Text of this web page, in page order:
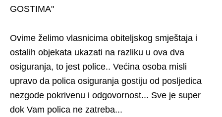
GOSTIMA"
Ovime želimo vlasnicima obiteljskog smještaja i
ostalih objekata ukazati na razliku u ova dva
osiguranja, to jest police.. Većina osoba misli
upravo da polica osiguranja gostiju od posljedica
nezgode pokrivenu i odgovornost... Sve je super
dok Vam polica ne zatreba...